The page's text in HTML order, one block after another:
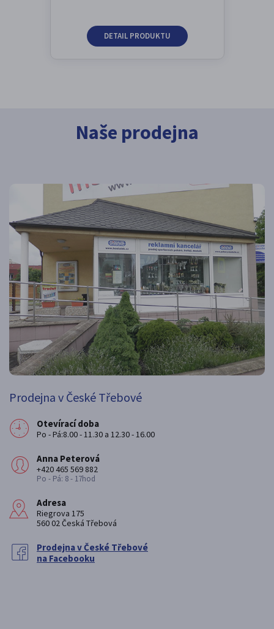
DETAIL PRODUKTU
Naše prodejna
Prodejna v České Třebové
Otevírací doba
Po - Pá:8.00 - 11.30 a 12.30 - 16.00
Anna Peterová
+420 465 569 882
Po - Pá: 8 - 17hod
Adresa
Riegrova 175
560 02 Česká Třebová
Prodejna v České Třebové
na Facebooku